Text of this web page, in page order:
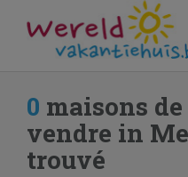
0 maisons
vendre in
trouvé